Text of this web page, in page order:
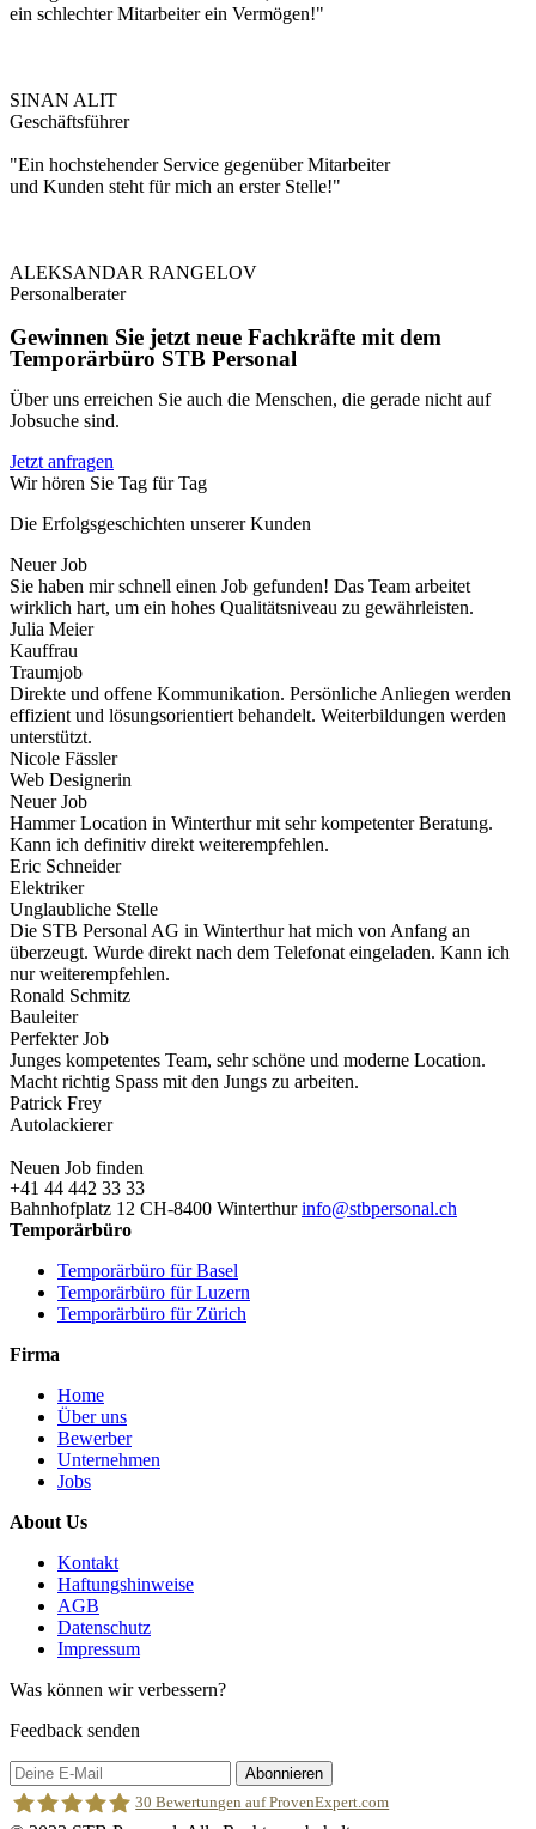
ein schlechter Mitarbeiter ein Vermögen!"
SINAN ALIT
Geschäftsführer
"Ein hochstehender Service gegenüber Mitarbeiter
und Kunden steht für mich an erster Stelle!"
ALEKSANDAR RANGELOV
Personalberater
Gewinnen Sie jetzt neue Fachkräfte mit dem
Temporärbüro STB Personal
Über uns erreichen Sie auch die Menschen, die gerade nicht auf
Jobsuche sind.
Jetzt anfragen
Wir hören Sie Tag für Tag
Die Erfolgsgeschichten unserer Kunden
Neuer Job
Sie haben mir schnell einen Job gefunden! Das Team arbeitet
wirklich hart, um ein hohes Qualitätsniveau zu gewährleisten.
Julia Meier
Kauffrau
Traumjob
Direkte und offene Kommunikation. Persönliche Anliegen werden
effizient und lösungsorientiert behandelt. Weiterbildungen werden
unterstützt.
Nicole Fässler
Web Designerin
Neuer Job
Hammer Location in Winterthur mit sehr kompetenter Beratung.
Kann ich definitiv direkt weiterempfehlen.
Eric Schneider
Elektriker
Unglaubliche Stelle
Die STB Personal AG in Winterthur hat mich von Anfang an
überzeugt. Wurde direkt nach dem Telefonat eingeladen. Kann ich
nur weiterempfehlen.
Ronald Schmitz
Bauleiter
Perfekter Job
Junges kompetentes Team, sehr schöne und moderne Location.
Macht richtig Spass mit den Jungs zu arbeiten.
Patrick Frey
Autolackierer
Neuen Job finden
+41 44 442 33 33
Bahnhofplatz 12 CH-8400 Winterthurinfo@stbpersonal.ch
Temporärbüro
Temporärbüro für Basel
Temporärbüro für Luzern
Temporärbüro für Zürich
Firma
Home
Über uns
Bewerber
Unternehmen
Jobs
About Us
Kontakt
Haftungshinweise
AGB
Datenschutz
Impressum
Was können wir verbessern?
Feedback senden
Abonnieren
30 Bewertungen auf ProvenExpert.com